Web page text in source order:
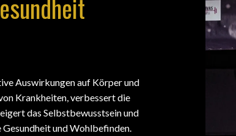
Auswirkungen auf Körper und
Krankheiten, verbessert die
das Selbstbewusstsein und
und Wohlbefinden.